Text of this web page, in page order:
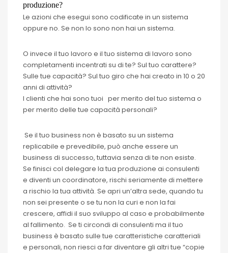
produzione?
Le azioni che esegui sono codificate in un sistema
oppure no. Se non lo sono non hai un sistema.
O invece il tuo lavoro e il tuo sistema di lavoro sono
completamenti incentrati su di te? Sul tuo carattere?
Sulle tue capacità? Sul tuo giro che hai creato in 10 o 20
anni di attività?
I clienti che hai sono tuoi per merito del tuo sistema o
per merito delle tue capacità personali?
Se il tuo business non è basato su un sistema
replicabile e prevedibile, può anche essere un
business di successo, tuttavia senza di te non esiste.
Se finisci col delegare la tua produzione ai consulenti
e diventi un coordinatore, rischi seriamente di mettere
a rischio la tua attività. Se apri un’altra sede, quando tu
non sei presente o se tu non la curi e non la fai
crescere, affidi il suo sviluppo al caso e probabilmente
al fallimento. Se ti circondi di consulenti ma il tuo
business è basato sulle tue caratteristiche caratteriali
e personali, non riesci a far diventare gli altri tue “copie